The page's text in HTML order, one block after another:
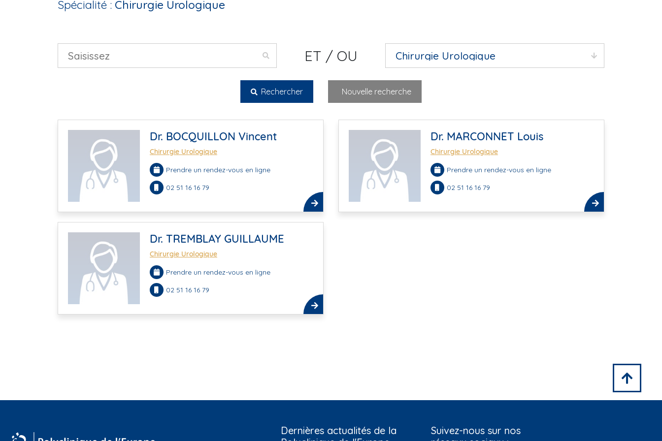
Spécialité : Chirurgie Urologique
ET / OU
Rechercher Nouvelle recherche
Dr. BOCQUILLON Vincent
Chirurgie Urologique
Prendre un rendez-vous en ligne
02 51 16 16 79
Dr. MARCONNET Louis
Chirurgie Urologique
Prendre un rendez-vous en ligne
02 51 16 16 79
Dr. TREMBLAY GUILLAUME
Chirurgie Urologique
Prendre un rendez-vous en ligne
02 51 16 16 79
Dernières actualités de la
Suivez-nous sur nos